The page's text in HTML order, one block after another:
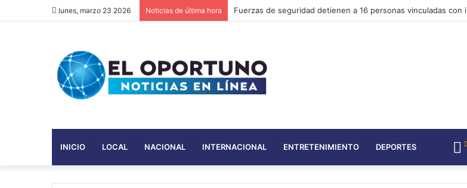
lunes, marzo 23 2026 Noticias de última hora Kasinopelaamisen edistykselliset strategiat Täydellinen opas
INICIO LOCAL NACIONAL INTERNACIONAL ENTRETENIMIENTO DEPORTES